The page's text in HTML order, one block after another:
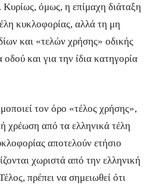
όμως, η επίμαχη διάταξη
κυκλοφορίας, αλλά τη μη
και «τελών χρήσης» οδικής
και για την ίδια κατηγορία
τον όρο «τέλος χρήσης»,
χρέωση από τα ελληνικά τέλη
αποτελούν ετήσιο
χωριστά από την ελληνική
πρέπει να σημειωθεί ότι